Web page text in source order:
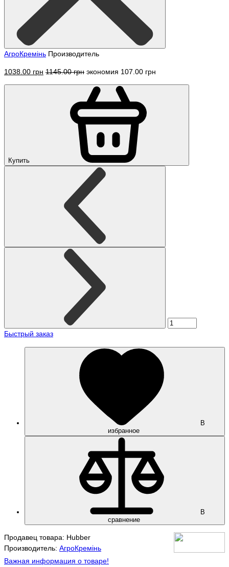
АгроКремінь Производитель
1038.00 грн 1145.00 грн экономия 107.00 грн
Купить
Быстрый заказ
В
избранное
В
сравнение
Продавец товара: Hubber
Производитель: АгроКремінь
Важная информация о товаре!